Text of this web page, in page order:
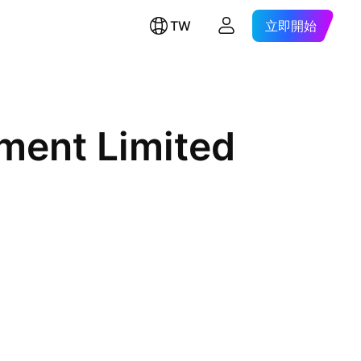
TW 立即開始
Limited